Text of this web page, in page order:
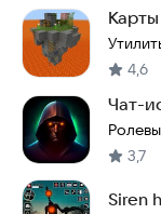
4,6
Чат-
3,7
Siren